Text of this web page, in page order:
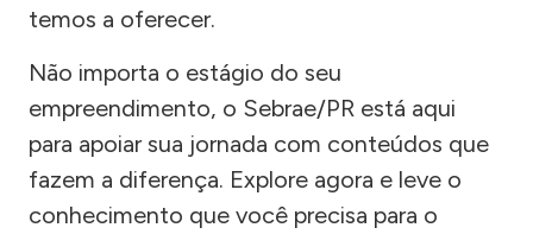
temos a oferecer.
Não importa o estágio do seu
empreendimento, o Sebrae/PR está aqui
para apoiar sua jornada com conteúdos que
fazem a diferença. Explore agora e leve o
conhecimento que você precisa para o